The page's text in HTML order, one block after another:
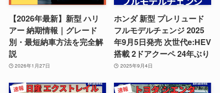
【2026年最新】新型 ハリ
アー 納期情報｜グレード
別・最短納車方法を完全解
説
2026年1月27日
ホンダ 新型 プレリュード
フルモデルチェンジ 2025
年9月5日発売 次世代e:HEV
搭載 2ドアクーペ 24年ぶり
2025年9月4日